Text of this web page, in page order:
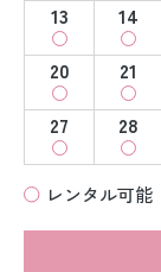
13
14
20
21
27
28
レンタル可能